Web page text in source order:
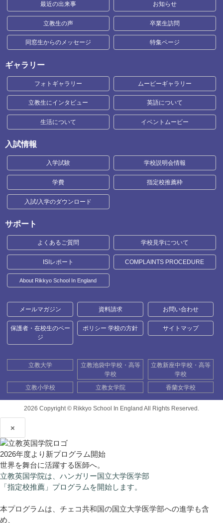
最近の出来事 お知らせ
立教生の声 卒業生訪問
同窓生からのメッセージ 特集ページ
ギャラリー
フォトギャラリー ムービーギャラリー
立教生にインタビュー 英語について
生活について イベントムービー
入試情報
入学試験 学校説明会情報
学費 指定校推薦枠
入試/入学のダウンロード
サポート
よくあるご質問 学校見学について
ISIレポート COMPLAINTS PROCEDURE
About Rikkyo School In England
メールマガジン 資料請求 お問い合わせ
保護者・在校生のペー
ジ
ポリシー 学校の方針 サイトマップ
立教大学
立教池袋中学校・高等
学校
立教新座中学校・高等
学校
立教小学校
立教女学院 香蘭女学校
2026 Copyright © Rikkyo School In England All Rights Reserved.
×
2026年度より新プログラム開始
世界を舞台に活躍する医師へ。
立教英国学院は、ハンガリー国立大学医学部
「指定校推薦」プログラムを開始します。
本プログラムは、チェコ共和国の国立大学医学部への進学も含
め、